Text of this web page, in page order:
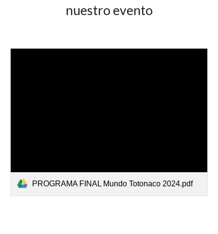
nuestro evento
PROGRAMA FINAL Mundo Totonaco 2024.pdf